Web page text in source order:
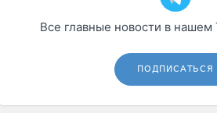
Все главные новости в нашем
ПОДПИСАТЬСЯ